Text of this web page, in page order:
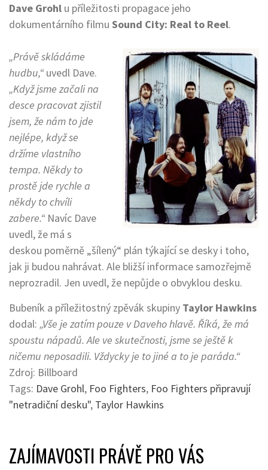
Dave Grohl u příležitosti propagace jeho
dokumentárního filmu Sound City: Real to Reel.
„Právě skládáme
hudbu,“uvedl Dave.
„Když jsme začali na
desce pracovat zjistil
jsem, že nám to jde
nejlépe, když se
držíme vlastního
tempa. Někdy to
prostě jde rychle a
někdy to chvíli
zabere.“Navíc Dave
uvedl, že má s
deskou poměrně „šílený“ plán týkající se desky i toho,
jak ji budou nahrávat. Ale bližší informace samozřejmě
neprozradil. Jen uvedl, že nepůjde o obvyklou desku.
Bubeník a příležitostný zpěvák skupiny Taylor Hawkins
dodal: „Vše je zatím pouze v Daveho hlavě. Říká, že má
spoustu nápadů. Ale ve skutečnosti, jsme se ještě k
ničemu neposadili. Vždycky je to jiné a to je paráda.“
Zdroj: Billboard
Tags: Dave Grohl, Foo Fighters, Foo Fighters připravují
"netradiční desku", Taylor Hawkins
ZAJÍMAVOSTI PRÁVĚ PRO VÁS